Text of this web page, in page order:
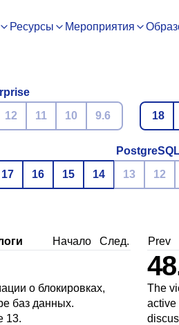
Ресурсы Мероприятия
12 11 10 9.6
18
17 16 15 14 13 12
Начало След.
о блокировках,
баз данных.
13.
Prev
The
active